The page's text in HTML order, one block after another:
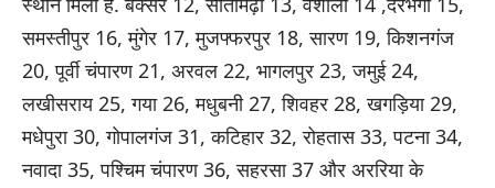
समस्तीपुर 16, मुंगेर 17, मुजफ्फरपुर 18, सारण 19, किशनगंज
20, पूर्वी चंपारण 21, अरवल 22, भागलपुर 23, जमुई 24,
लखीसराय 25, गया 26, मधुबनी 27, शिवहर 28, खगड़िया 29,
मधेपुरा 30, गोपालगंज 31, कटिहार 32, रोहतास 33, पटना 34,
नवादा 35, पश्चिम चंपारण 36, सहरसा 37 और अररिया के